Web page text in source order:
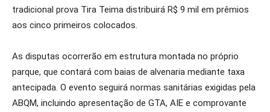
tradicional prova Tira Teima distribuirá R$ 9 mil em prêmios
aos cinco primeiros colocados.
As disputas ocorrerão em estrutura montada no próprio
parque, que contará com baias de alvenaria mediante taxa
antecipada. O evento seguirá normas sanitárias exigidas pela
ABQM, incluindo apresentação de GTA, AIE e comprovante